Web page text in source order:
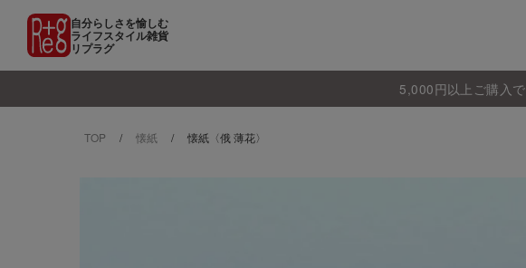
自分らしさを愉しむ
ライフスタイル雑貨
リプラグ
5,000円以上ご購入で
TOP 懐紙 懐紙〈俄 薄花〉